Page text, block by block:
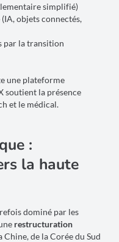
simplifié)
(IA, objets connectés,
par la transition
une plateforme
soutient la présence
et le médical.
:
la haute
dominé par les
restructuration
Chine, de la Corée du Sud